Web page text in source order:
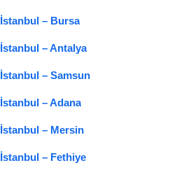
İstanbul – Bursa
İstanbul – Antalya
İstanbul – Samsun
İstanbul – Adana
İstanbul – Mersin
İstanbul – Fethiye